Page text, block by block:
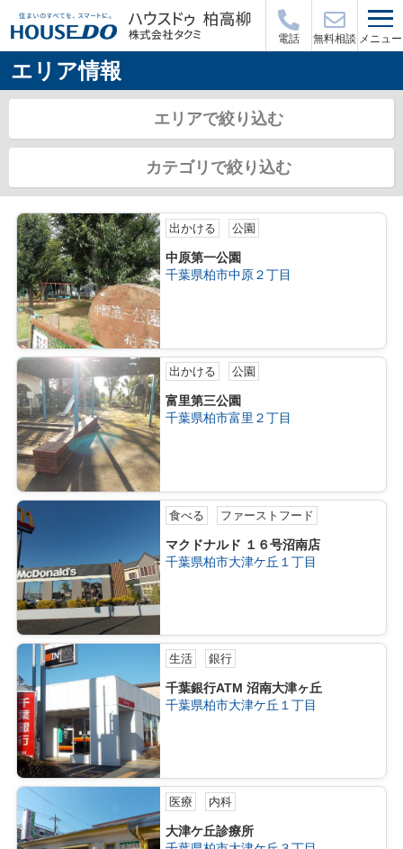
電話 無料相談 メニュー
エリア情報
エリアで絞り込む
カテゴリで絞り込む
出かける 公園
中原第一公園
千葉県柏市中原２丁目
出かける 公園
富里第三公園
千葉県柏市富里２丁目
食べる ファーストフード
マクドナルド １６号沼南店
千葉県柏市大津ケ丘１丁目
生活 銀行
千葉銀行ATM 沼南大津ヶ丘
千葉県柏市大津ケ丘１丁目
医療 内科
大津ケ丘診療所